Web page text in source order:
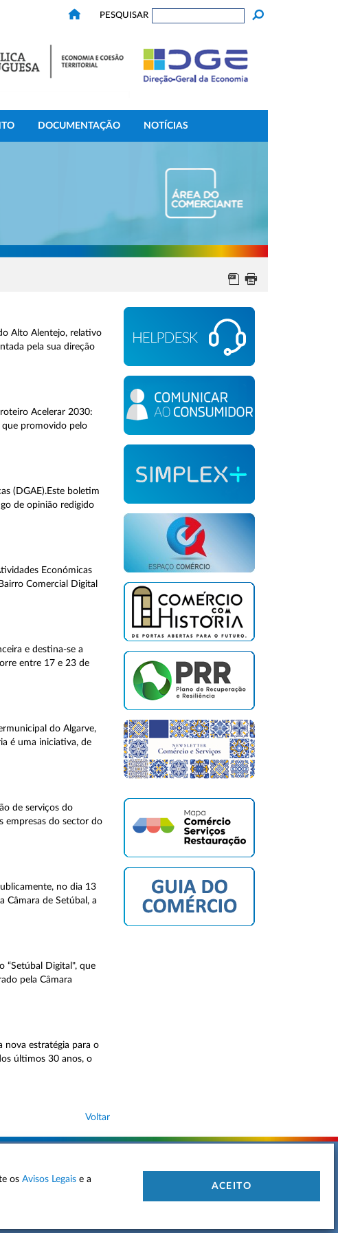
PESQUISAR
DOCUMENTAÇÃO NOTÍCIAS
Alto Alentejo, relativo
pela sua direção
Acelerar 2030:
que promovido pelo
(DGAE).Este boletim
de opinião redigido
Económicas
Comercial Digital
e destina-se a
entre 17 e 23 de
do Algarve,
é uma iniciativa, de
de serviços do
empresas do sector do
no dia 13
Câmara de Setúbal, a
“Setúbal Digital", que
pela Câmara
nova estratégia para o
últimos 30 anos, o
Voltar
DE PRIVACIDADE CONTACTOS
os Avisos Legais e a
ACEITO